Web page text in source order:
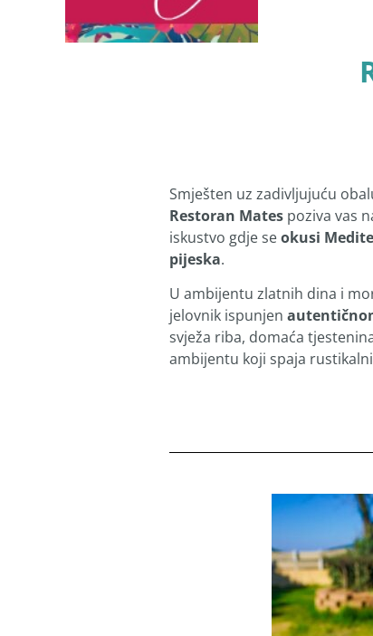
Smješten uz zadivljujuću
Restoran Mates poziva vas
iskustvo gdje seokusi
pijeska.
U ambijentu zlatnih dina i
jelovnik ispunjen
svježa riba, domaća
ambijentu koji spaja